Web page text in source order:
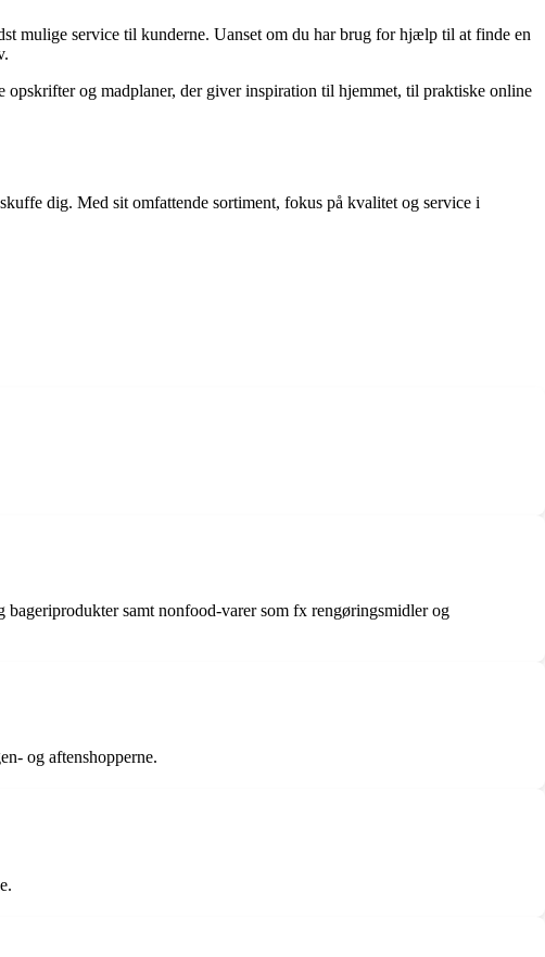
mulige service til kunderne. Uanset om du har brug for hjælp til at finde en
og madplaner, der giver inspiration til hjemmet, til praktiske online
dig. Med sit omfattende sortiment, fokus på kvalitet og service i
samt nonfood-varer som fx rengøringsmidler og
og aftenshopperne.